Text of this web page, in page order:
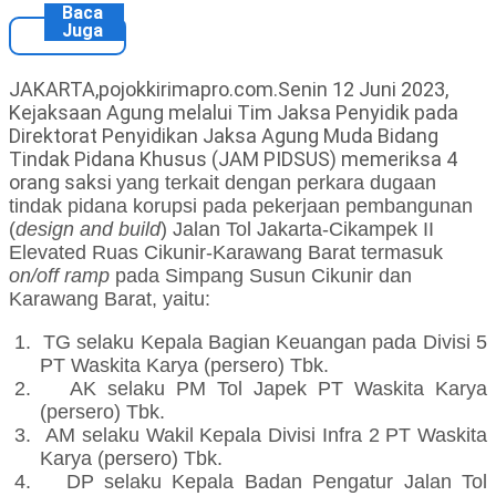
Baca
Juga
JAKARTA,pojokkirimapro.com.Senin 12 Juni 2023,
Kejaksaan Agung melalui Tim Jaksa Penyidik pada
Direktorat Penyidikan Jaksa Agung Muda Bidang
Tindak Pidana Khusus (JAM PIDSUS) memeriksa 4
orang saksi yang terkait dengan perkara dugaan
tindak pidana korupsi pada pekerjaan pembangunan
(design and build) Jalan Tol Jakarta-Cikampek II
Elevated Ruas Cikunir-Karawang Barat termasuk
on/off ramp pada Simpang Susun Cikunir dan
Karawang Barat, yaitu:
1. TG selaku Kepala Bagian Keuangan pada Divisi 5
PT Waskita Karya (persero) Tbk.
2.
AK selaku PM Tol Japek PT Waskita Karya
(persero) Tbk.
3.
AM selaku Wakil Kepala Divisi Infra 2 PT Waskita
Karya (persero) Tbk.
4.
DP selaku Kepala Badan Pengatur Jalan Tol